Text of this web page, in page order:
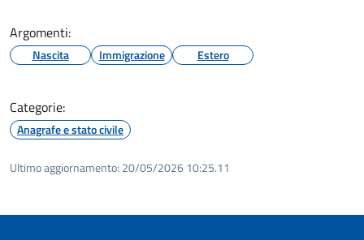
Argomenti:
Nascita Immigrazione Estero
Categorie:
Anagrafe e stato civile
Ultimo aggiornamento: 20/05/2026 10:25.11